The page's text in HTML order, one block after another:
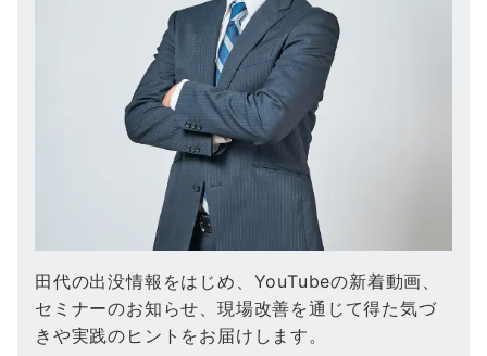
田代の出没情報をはじめ、YouTubeの新着動画、
セミナーのお知らせ、現場改善を通じて得た気づ
きや実践のヒントをお届けします。